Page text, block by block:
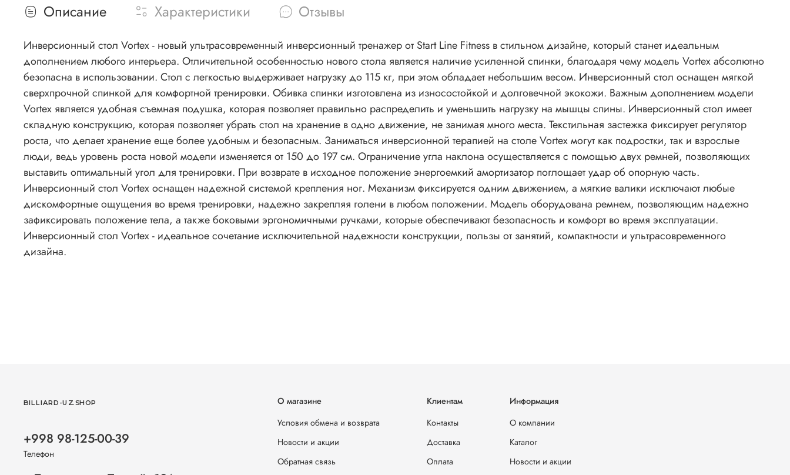
Описание Характеристики Отзывы
Инверсионный стол Vortex - новый ультрасовременный инверсионный тренажер от Start Line Fitness в стильном дизайне, который станет идеальным
дополнением любого интерьера. Отличительной особенностью нового стола является наличие усиленной спинки, благодаря чему модель Vortex абсолютно
безопасна в использовании. Стол с легкостью выдерживает нагрузку до 115 кг, при этом обладает небольшим весом. Инверсионный стол оснащен мягкой
сверхпрочной спинкой для комфортной тренировки. Обивка спинки изготовлена из износостойкой и долговечной экокожи. Важным дополнением модели
Vortex является удобная съемная подушка, которая позволяет правильно распределить и уменьшить нагрузку на мышцы спины. Инверсионный стол имеет
складную конструкцию, которая позволяет убрать стол на хранение в одно движение, не занимая много места. Текстильная застежка фиксирует регулятор
роста, что делает хранение еще более удобным и безопасным. Заниматься инверсионной терапией на столе Vortex могут как подростки, так и взрослые
люди, ведь уровень роста новой модели изменяется от 150 до 197 см. Ограничение угла наклона осуществляется с помощью двух ремней, позволяющих
выставить оптимальный угол для тренировки. При возврате в исходное положение энергоемкий амортизатор поглощает удар об опорную часть.
Инверсионный стол Vortex оснащен надежной системой крепления ног. Механизм фиксируется одним движением, а мягкие валики исключают любые
дискомфортные ощущения во время тренировки, надежно закрепляя голени в любом положении. Модель оборудована ремнем, позволяющим надежно
зафиксировать положение тела, а также боковыми эргономичными ручками, которые обеспечивают безопасность и комфорт во время эксплуатации.
Инверсионный стол Vortex - идеальное сочетание исключительной надежности конструкции, пользы от занятий, компактности и ультрасовременного
дизайна.
О магазине
Условия обмена и возврата
Новости и акции
Обратная связь
Клиентам
Контакты
Доставка
Оплата
Информация
О компании
Каталог
Новости и акции
BILLIARD-UZ.SHOP
+998 98-125-00-39
Телефон